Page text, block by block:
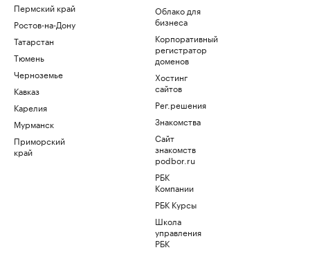
Пермский край
Ростов-на-Дону
Татарстан
Тюмень
Черноземье
Кавказ
Карелия
Мурманск
Приморский
край
Облако для
бизнеса
Корпоративный
регистратор
доменов
Хостинг
сайтов
Рег.решения
Знакомства
Сайт
знакомств
podbor.ru
РБК
Компании
РБК Курсы
Школа
управления
РБК